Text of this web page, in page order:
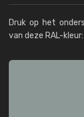
Druk op het
van deze RAL-kleur: